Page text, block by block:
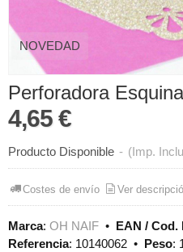
NOVEDAD
Perforadora
4,65 €
Producto Disponible - (Imp.
Costes de envío Ver
Marca: OH NAIF • EAN / Cod.
Referencia: 10140062 • Peso: